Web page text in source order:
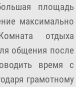
площадь
максимально
отдыха
общения после
время с
грамотному